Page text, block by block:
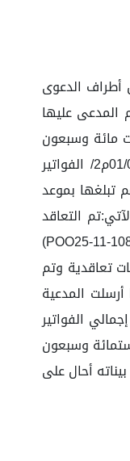
دعوى إلى المحكمة التجارية بالدمام ذكر فيها أنه بتاريخ ١٤٤٢/٠١/١٣هـ الموافق ٢٠٢٠/٠٩/٠١م اتفق أطراف الدعوى
استلام المدعى عليها
٠١/٠١م، وانتهى العقد، ولم تسدد الأجرة المتبقية، وطالب بإلزام المدعى عليها بالأجرة المتبقية وقدرها (٦٧٠,٩٠٥.٠٠) ست مائة وسبعون
ألف وتسع مائة وخمسة ريال، وقدم سنداً لطلبه المستندات الآتيه:1/ طلب الشراء المحرر على مطبوعات المدعى عليها بالرقم (POO25-11-1087) وتاريخ 01/09/2020م2/ الفواتير
يمثلها رغم تبلغها بموعد
وكاله عن دعواه أبرز لائحة ونصها (الوقائع: بكل احترام وتقدير لمقام فضيلتكم نقدم تحرير الدعوى في القضية رقم 4470253946 كالآتي:تم التعاقد
والاتفاق على أن تؤجر المدعية للمدعى عليها معدات عبارة عن رافعات ثقيلة ذات حمولات مختلفة وذلك بموجب طلب شراء محرر على مطبوعات المدعى عليها بالرقم (POO25-11-1087)
تعاقدية وتم
من قبلها بالتوقيع (مرفق رقم2)، والتي بناءً عليها أرسلت المدعية
عملت فيها الرافعات لدى المدعى عليها من شهر يناير 2021م وحتى شهر ديسمبر 2021م (مرفق رقم3)، بلغ إجمالي الفواتير
وسبعون ألف وتسعمائة وخمسة ريال،سددت المدعى عليها منها فقط (100,000) مائة الف ريال ولم تسدد المتبقي وقدره (670,905) ستمائة وسبعون
وبسؤاله عن بيناته أحال على